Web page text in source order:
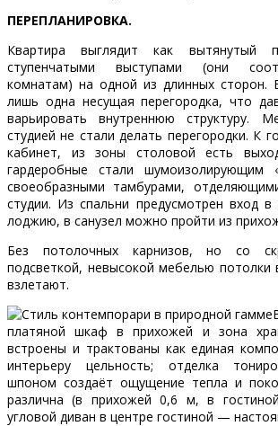
ПЕРЕПЛАНИРОВКА.
Квартира выглядит как вытянутый
ступенчатыми выступами (они
комнатам) на одной из длинных сторон.
лишь одна несущая перегородка, что
варьировать внутреннюю структуру.
студией не стали делать перегородки. К
кабинет, из зоны столовой есть
гардеробные стали шумоизолирующим
своеобразными тамбурами,
студии. Из спальни предусмотрен вход
лоджию, в санузел можно пройти из
Без потолочных карнизов, но со
подсветкой, невысокой мебелью потолки
взлетают.
платяной шкаф в прихожей и зона
встроены и трактованы как единая
интерьеру цельность; отделка
шпоном создаёт ощущение тепла и
различна (в прихожей 0,6 м, в
угловой диван в центре гостиной —